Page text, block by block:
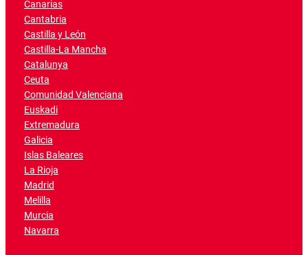
Canarias
Cantabria
Castilla y León
Castilla-La Mancha
Catalunya
Ceuta
Comunidad Valenciana
Euskadi
Extremadura
Galicia
Islas Baleares
La Rioja
Madrid
Melilla
Murcia
Navarra